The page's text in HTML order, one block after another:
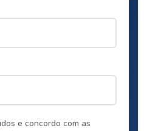
e concordo com as